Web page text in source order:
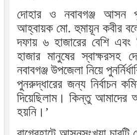
দোহার ও নবাবগঞ্জ আসন
আহ্বায়ক মো. হুমায়ূন কবীর
দফায় ৬ হাজারের বেশি এবং
হাজার মানুষের স্বাক্ষরসহ
নবাবগঞ্জ উপজেলা নিয়ে
পুনরুদ্ধারের জন্য নির্বাচন
দিয়েছিলাম। কিন্তু আমাদের
হয়নি।’